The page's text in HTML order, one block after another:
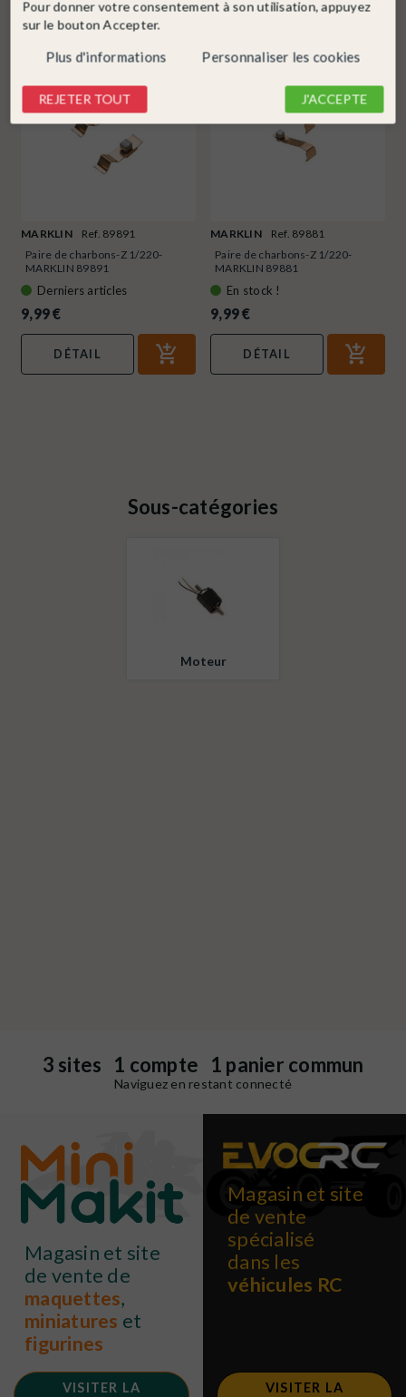
MARKLIN
Ref. 89891
Paire de charbons-Z 1/220-
MARKLIN 89891
Derniers articles
9,99 €
DÉTAIL
MARKLIN
Ref. 89881
Paire de charbons-Z 1/220-
MARKLIN 89881
En stock !
9,99 €
DÉTAIL
Sous-catégories
Moteur
3 sites 1 compte 1 panier commun
Naviguez en restant connecté
Magasin et site
de vente de
maquettes,
miniatures et
figurines
VISITER LA
Magasin et site
de vente
spécialisé
dans les
véhicules RC
VISITER LA
Pour donner votre consentement à son utilisation, appuyez
sur le bouton Accepter.
Plus d'informations Personnaliser les cookies
REJETER TOUT J'ACCEPTE